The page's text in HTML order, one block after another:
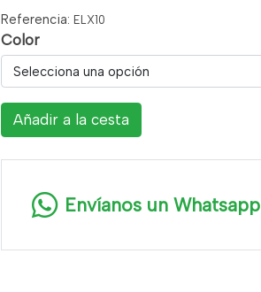
Referencia: ELX10
Color
Selecciona una opción
Añadir a la cesta
Envíanos un Whatsapp